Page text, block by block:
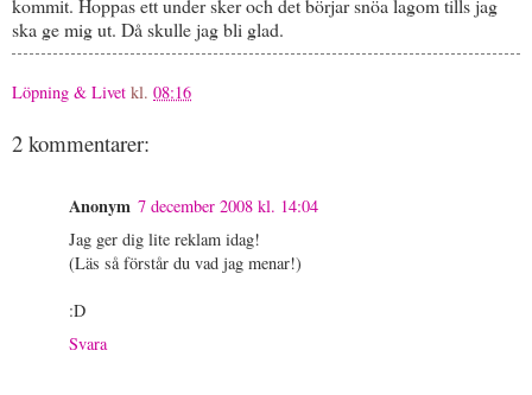
kommit. Hoppas ett under sker och det börjar snöa lagom tills jag
ska ge mig ut. Då skulle jag bli glad.
Löpning & Livet kl. 08:16
2 kommentarer:
Anonym 7 december 2008 kl. 14:04
Jag ger dig lite reklam idag!
(Läs så förstår du vad jag menar!)
:D
Svara